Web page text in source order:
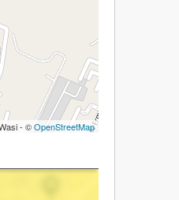
- ©OpenStreetMap